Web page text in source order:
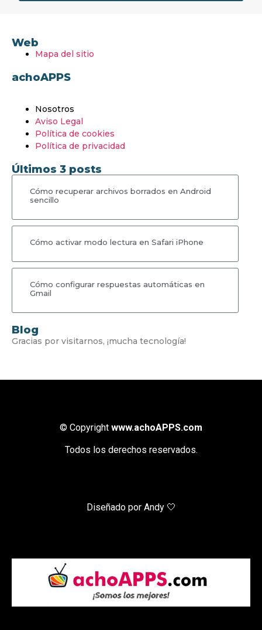
Web
Mapa del sitio
achoAPPS
Nosotros
Aviso Legal
Política de cookies
Política de privacidad
Últimos 3 posts
Cómo recuperar archivos borrados en Android
sencillo
Cómo activar modo lectura en Safari iPhone
Cómo configurar respuestas automáticas en
Gmail
Blog
Gracias por visitarnos, ¡mucha tecnología!
© Copyright www.achoAPPS.com
Todos los derechos reservados.
Diseñado por Andy 🤍